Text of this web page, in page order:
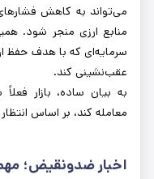
می‌تواند به کاهش
منابع ارزی منجر شود.
سرمایه‌ای که با هدف حفظ
عقب‌نشینی کند.
به بیان ساده، بازار
معامله کند، بر اساس
اخبار ضدونقیض؛